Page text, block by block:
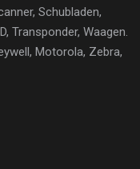
Schubladen,
Transponder, Waagen.
Motorola, Zebra,